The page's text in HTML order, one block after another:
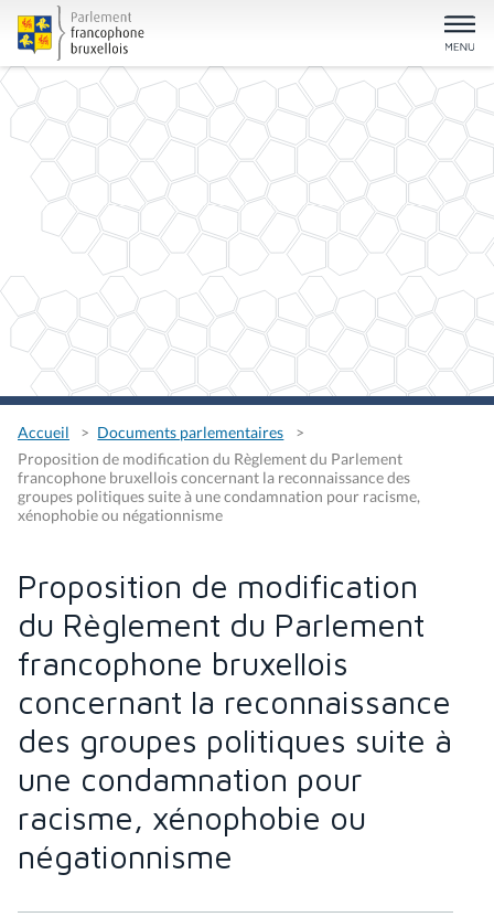
Accueil
Documents parlementaires
Proposition de modification du Règlement du Parlement
francophone bruxellois concernant la reconnaissance des
groupes politiques suite à une condamnation pour racisme,
xénophobie ou négationnisme
Proposition de modification
du Règlement du Parlement
francophone bruxellois
concernant la reconnaissance
des groupes politiques suite à
une condamnation pour
racisme, xénophobie ou
négationnisme